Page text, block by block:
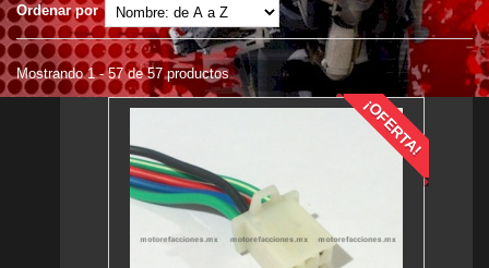
Ordenar por
Mostrando 1 - 57 de 57 productos
¡OFERTA!